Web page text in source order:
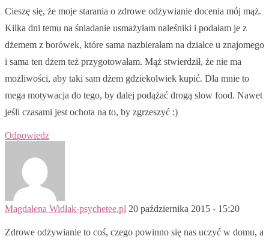
Cieszę się, że moje starania o zdrowe odżywianie docenia mój mąż.
Kilka dni temu na śniadanie usmażyłam naleśniki i podałam je z
dżemem z borówek, które sama nazbierałam na działce u znajomego
i sama ten dżem też przygotowałam. Mąż stwierdził, że nie ma
możliwości, aby taki sam dżem gdziekolwiek kupić. Dla mnie to
mega motywacja do tego, by dalej podążać drogą slow food. Nawet
jeśli czasami jest ochota na to, by zgrzeszyć :)
Odpowiedz
Magdalena Widłak-psychetee.pl 20 października 2015 - 15:20
Zdrowe odżywianie to coś, czego powinno się nas uczyć w domu, a